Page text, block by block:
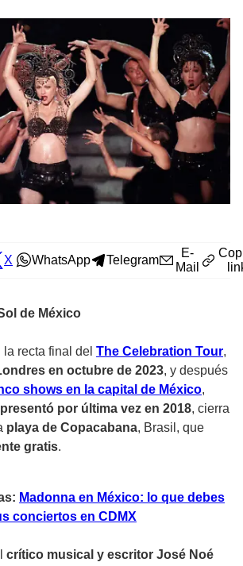
X WhatsApp Telegram
E-
Mail
de México
la recta final del The Celebration Tour,
en octubre de 2023, y después
shows en la capital de México,
por última vez en 2018, cierra
playa de Copacabana, Brasil, que
gratis.
Madonna en México: lo que debes
conciertos en CDMX
crítico musical y escritor José Noé